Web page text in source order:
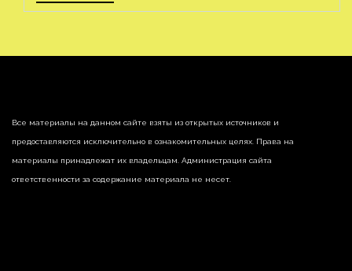
Все материалы на данном сайте взяты из открытых источников и
предоставляются исключительно в ознакомительных целях. Права на
материалы принадлежат их владельцам. Администрация сайта
ответственности за содержание материала не несет.